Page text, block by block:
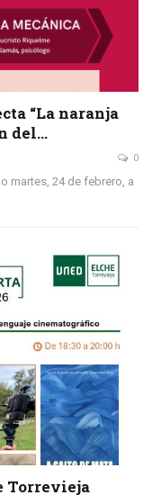
“La naranja
del…
0
martes, 24 de febrero, a
Torrevieja